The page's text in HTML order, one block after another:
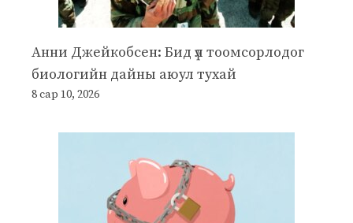
Анни Джейкобсен: Бид үл тоомсорлодог
биологийн дайны аюул тухай
8 сар 10, 2026